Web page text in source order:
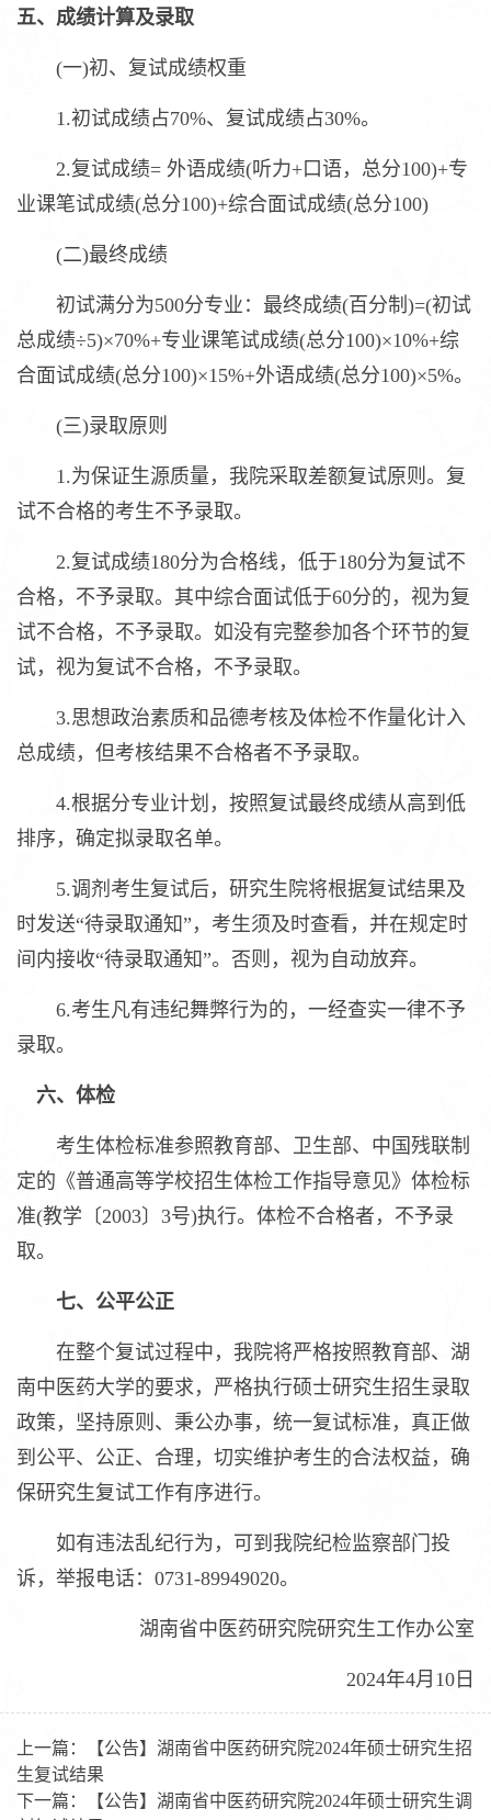
五、成绩计算及录取
(一)初、复试成绩权重
1.初试成绩占70%、复试成绩占30%。
2.复试成绩= 外语成绩(听力+口语，总分100)+专
业课笔试成绩(总分100)+综合面试成绩(总分100)
(二)最终成绩
初试满分为500分专业：最终成绩(百分制)=(初试
总成绩÷5)×70%+专业课笔试成绩(总分100)×10%+综
合面试成绩(总分100)×15%+外语成绩(总分100)×5%。
(三)录取原则
1.为保证生源质量，我院采取差额复试原则。复
试不合格的考生不予录取。
2.复试成绩180分为合格线，低于180分为复试不
合格，不予录取。其中综合面试低于60分的，视为复
试不合格，不予录取。如没有完整参加各个环节的复
试，视为复试不合格，不予录取。
3.思想政治素质和品德考核及体检不作量化计入
总成绩，但考核结果不合格者不予录取。
4.根据分专业计划，按照复试最终成绩从高到低
排序，确定拟录取名单。
5.调剂考生复试后，研究生院将根据复试结果及
时发送“待录取通知”，考生须及时查看，并在规定时
间内接收“待录取通知”。否则，视为自动放弃。
6.考生凡有违纪舞弊行为的，一经查实一律不予
录取。
六、体检
考生体检标准参照教育部、卫生部、中国残联制
定的《普通高等学校招生体检工作指导意见》体检标
准(教学〔2003〕3号)执行。体检不合格者，不予录
取。
七、公平公正
在整个复试过程中，我院将严格按照教育部、湖
南中医药大学的要求，严格执行硕士研究生招生录取
政策，坚持原则、秉公办事，统一复试标准，真正做
到公平、公正、合理，切实维护考生的合法权益，确
保研究生复试工作有序进行。
如有违法乱纪行为，可到我院纪检监察部门投
诉，举报电话：0731-89949020。
湖南省中医药研究院研究生工作办公室
2024年4月10日
上一篇：
【公告】湖南省中医药研究院2024年硕士研究生招
生复试结果
下一篇：
【公告】湖南省中医药研究院2024年硕士研究生调